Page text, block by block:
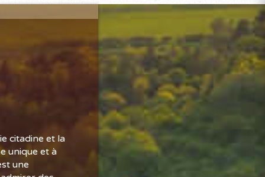
citadine et la
unique et à
une